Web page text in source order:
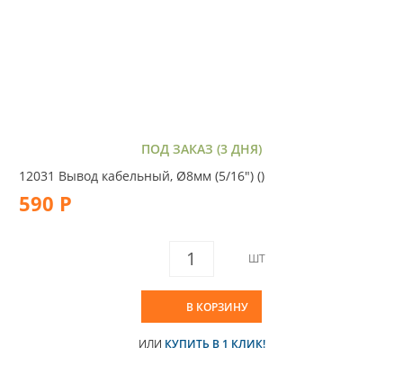
ПОД ЗАКАЗ (3 ДНЯ)
12031 Вывод кабельный, Ø8мм (5/16") ()
590 Р
ШТ
В КОРЗИНУ
ИЛИ КУПИТЬ В 1 КЛИК!